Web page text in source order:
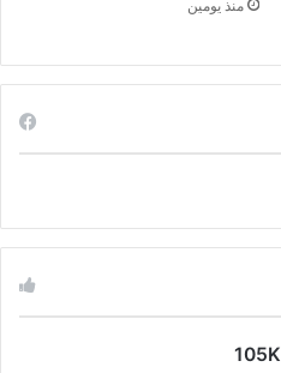
منذ يومين
105K